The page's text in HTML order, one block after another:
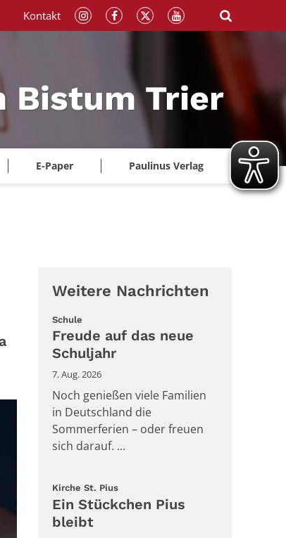
Bistum Trier
E-Paper Paulinus Verlag
Kontakt
Weitere Nachrichten
Schule
Freude auf das neue
Schuljahr
7. Aug. 2026
Noch genießen viele Familien
in Deutschland die
Sommerferien – oder freuen
sich darauf. ...
Kirche St. Pius:
Ein Stückchen Pius
bleibt